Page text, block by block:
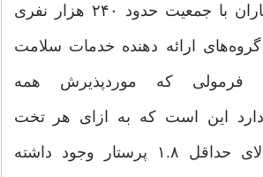
در کشور ما پرستاران با جمعیت حدود ۲۴۰ هزار نفری
ارائه دهنده خدمات سلامت
فرمولی که موردپذیرش همه
دارد این است که به ازای هر تخت
بیمارستانی باید بالای حداقل ۱.۸ پرستار وجود داشته